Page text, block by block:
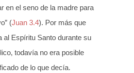
en el seno de la madre para
(Juan 3.4). Por más que
al Espíritu Santo durante su
todavía no era posible
de lo que decía.